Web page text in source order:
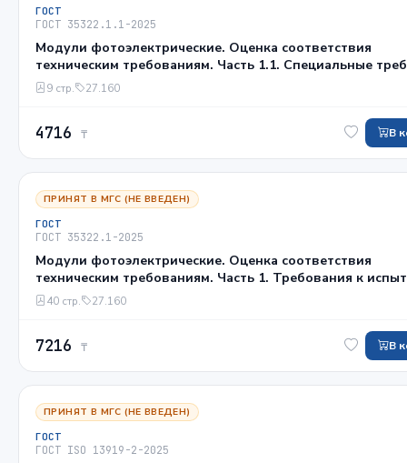
ГОСТ
ГОСТ 35322.1.1-2025
Модули фотоэлектрические. Оценка соответствия
техническим требованиям. Часть 1.1. Специальные
к испытаниям фотоэлектрических модулей на основе
кристаллического кремния
9 стр. 27.160
4716 ₸ В
ПРИНЯТ В МГС (НЕ ВВЕДЕН)
ГОСТ
ГОСТ 35322.1-2025
Модули фотоэлектрические. Оценка соответствия
техническим требованиям. Часть 1. Требования к
40 стр. 27.160
7216 ₸ В
ПРИНЯТ В МГС (НЕ ВВЕДЕН)
ГОСТ
ГОСТ ISO 13919-2-2025